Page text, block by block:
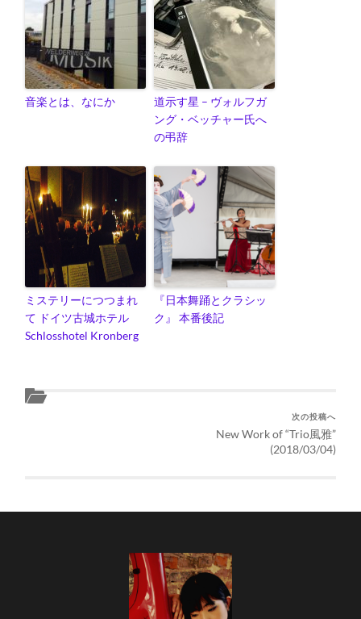
音楽とは、なにか
道示す星 – ヴォルフガ
ング・ベッチャー氏へ
の弔辞
ミステリーにつつまれ
て ドイツ古城ホテル
Schlosshotel Kronberg
『日本舞踊とクラシッ
ク』 本番後記
次の投稿へ
New Work of “Trio風雅”
(2018/03/04)